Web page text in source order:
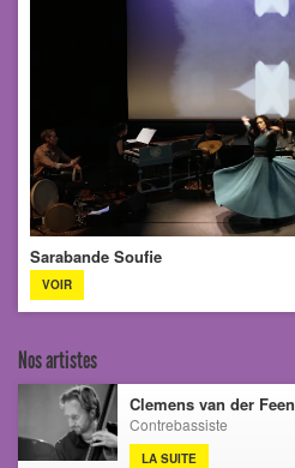
Sarabande Soufie
VOIR
Nos artistes
Clemens van der Feen
Contrebassiste
LA SUITE